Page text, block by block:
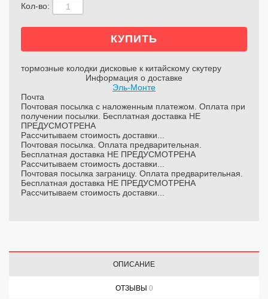
Кол-во:
тормозные колодки дисковые к китайскому скутеру
Информация о доставке
Эль-Монте
Почта
Почтовая посылка с наложенным платежом. Оплата при
получении посылки. Бесплатная доставка НЕ
ПРЕДУСМОТРЕНА
Рассчитываем стоимость доставки...
Почтовая посылка. Оплата предварительная.
Бесплатная доставка НЕ ПРЕДУСМОТРЕНА
Рассчитываем стоимость доставки...
Почтовая посылка заграницу. Оплата предварительная.
Бесплатная доставка НЕ ПРЕДУСМОТРЕНА
Рассчитываем стоимость доставки...
ОПИСАНИЕ
ОТЗЫВЫ 0